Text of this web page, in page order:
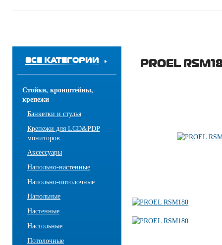
ВСЕ КАТЕГОРИИ
Стойки, кронштейны,
крепежи
Банкетки и стулья
Крепежи для LCD&PDP
мониторов
Аксессуары
Напольно-настенные
Напольно-потолочные
Напольные
Настенные
Настольные
Потолочные
PROEL